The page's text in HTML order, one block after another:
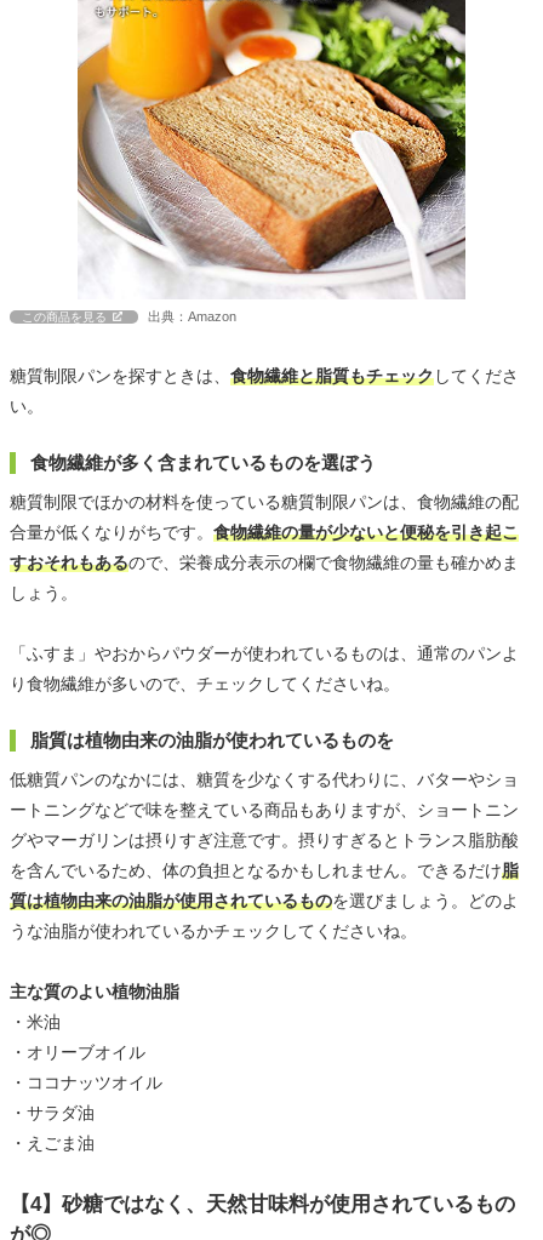
この商品を見る 出典：Amazon
糖質制限パンを探すときは、 食物繊維と脂質もチェックしてくださ
い。
食物繊維が多く含まれているものを選ぼう
糖質制限でほかの材料を使っている糖質制限パンは、食物繊維の配
合量が低くなりがちです。 食物繊維の量が少ないと便秘を引き起こ
すおそれもあるので、栄養成分表示の欄で食物繊維の量も確かめま
しょう。
「ふすま」やおからパウダーが使われているものは、通常のパンよ
り食物繊維が多いので、チェックしてくださいね。
脂質は植物由来の油脂が使われているものを
低糖質パンのなかには、糖質を少なくする代わりに、バターやショ
ートニングなどで味を整えている商品もありますが、ショートニン
グやマーガリンは摂りすぎ注意です。摂りすぎるとトランス脂肪酸
を含んでいるため、体の負担となるかもしれません。できるだけ脂
質は植物由来の油脂が使用されているものを選びましょう。どのよ
うな油脂が使われているかチェックしてくださいね。
主な質のよい植物油脂
・米油
・オリーブオイル
・ココナッツオイル
・サラダ油
・えごま油
【4】砂糖ではなく、天然甘味料が使用されているもの
が◎